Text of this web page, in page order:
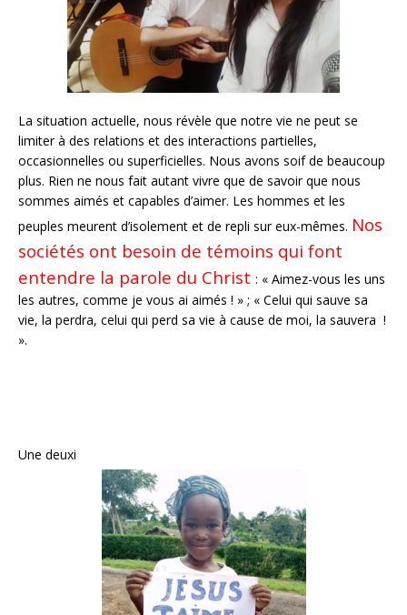
La situation actuelle, nous révèle que notre vie ne peut se
limiter à des relations et des interactions partielles,
occasionnelles ou superficielles. Nous avons soif de beaucoup
plus. Rien ne nous fait autant vivre que de savoir que nous
sommes aimés et capables d’aimer. Les hommes et les
peuples meurent d’isolement et de repli sur eux-mêmes. Nos
sociétés ont besoin de témoins qui font
entendre la parole du Christ : « Aimez-vous les uns
les autres, comme je vous ai aimés ! » ; « Celui qui sauve sa
vie, la perdra, celui qui perd sa vie à cause de moi, la sauvera !
».
Une deuxi